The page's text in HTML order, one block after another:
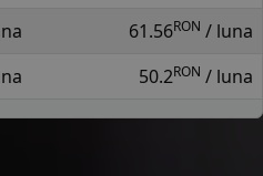
61.56RON / luna
50.2RON / luna